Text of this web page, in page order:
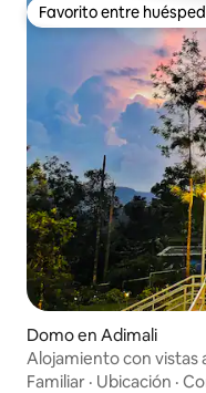
Favorito entre
Favorito entre
Domo en Adimali
Alojamiento con vistas
Munnar
Familiar · Ubicación ·